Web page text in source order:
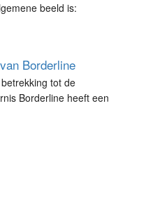
beeld is:
Borderline
tot de
Borderline heeft een